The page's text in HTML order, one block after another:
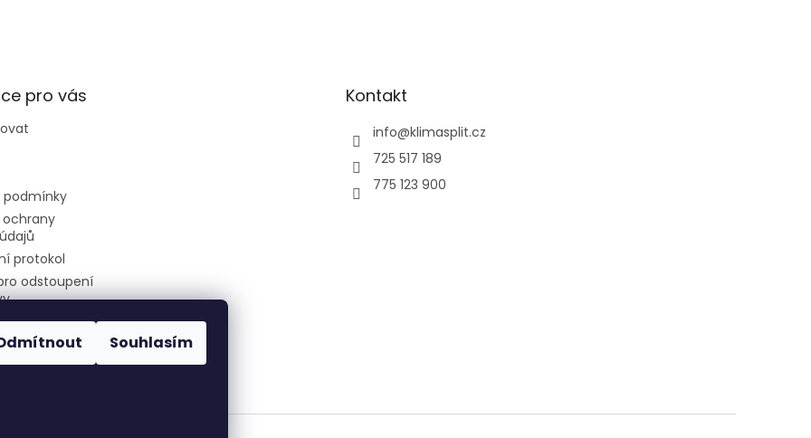
Souhlasím
pro vás
protokol
odstoupení
Kontakt
info@klimasplit.cz
725 517 189
775 123 900